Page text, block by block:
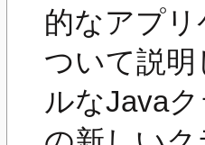
的なアプ
ついて説
ルなJava